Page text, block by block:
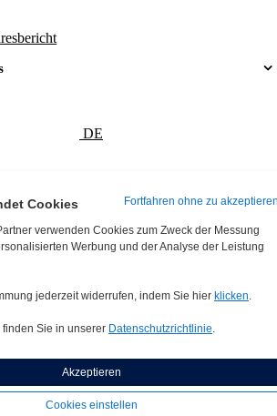
DE
Geschäftsbedingungen
linkedin
Cookies
verwenden Cookies zum Zweck der Messung
Werbung und der Analyse der Leistung
jederzeit widerrufen, indem Sie hier klicken.
Sie in unserer Datenschutzrichtlinie.
Fortfahren ohne zu
Akzeptieren
Cookies einstellen